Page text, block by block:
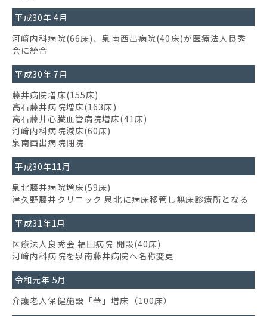
平成30年 4月
河﨑内科病院(66床)、泉南西出病院(40床)が医療法人良秀
会に統合
平成30年 7月
藤井病院増床(155床)
高石藤井病院増床(163床)
高石藤井心臓血管病院増床(41床)
河﨑内科病院減床(60床)
泉南西出病院閉院
平成30年11月
泉北藤井病院増床(59床)
津久野藤井クリニック 泉北に病床移管し無床診療所となる
平成31年1月
医療法人良秀会 福田病院 開設(40床)
河﨑内科病院を泉南藤井病院へ名称変更
令和元年 5月
介護老人保健施設「華」増床（100床）